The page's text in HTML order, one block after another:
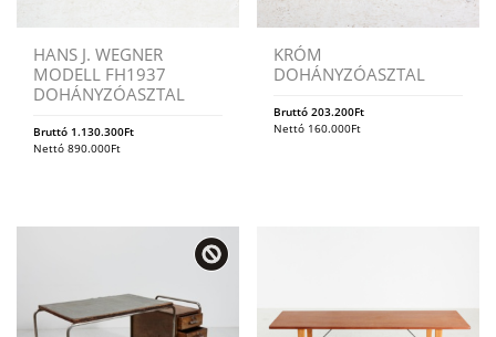
HANS J. WEGNER
MODELL FH1937
DOHÁNYZÓASZTAL
Bruttó 1.130.300Ft
Nettó 890.000Ft
KRÓM
DOHÁNYZÓASZTAL
Bruttó203.200Ft
Nettó 160.000Ft